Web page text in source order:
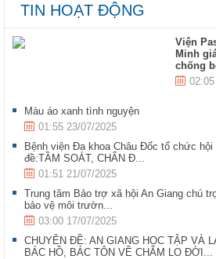
TIN HOẠT ĐỘNG
Viện
Minh
chống
Màu áo xanh tình nguyện
01:55 23/07/2025
Bệnh viện Đa khoa Châu Đốc tổ chức
đề:TẦM SOÁT, CHẨN Đ...
01:51 21/07/2025
Trung tâm Bảo trợ xã hội An Giang chú
bảo vệ môi trườn...
03:00 17/07/2025
CHUYÊN ĐỀ: AN GIANG HỌC TẬP VÀ
BÁC HỒ, BÁC TÔN VỀ CHĂM LO ĐỜI...